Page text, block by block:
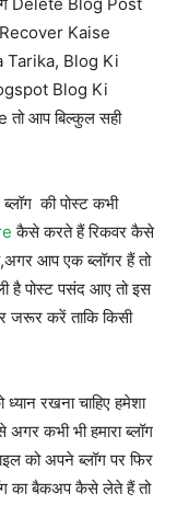
Kaise
Tarika, Blog Ki
Blog Ki
आप बिल्कुल सही
की पोस्ट कभी
कैसे करते हैं रिकवर कैसे
आप एक ब्लॉगर हैं तो
है पोस्ट पसंद आए तो इस
जरूर करें ताकि किसी
रखना चाहिए हमेशा
कभी भी हमारा ब्लॉग
को अपने ब्लॉग पर फिर
का बैकअप कैसे लेते हैं तो